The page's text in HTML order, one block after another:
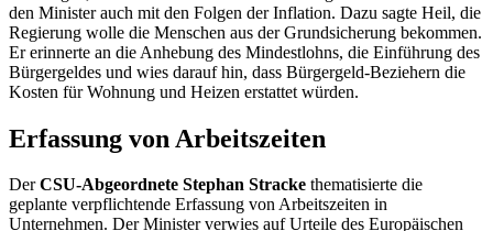
den Minister auch mit den Folgen der Inflation. Dazu sagte Heil, die
Regierung wolle die Menschen aus der Grundsicherung bekommen.
Er erinnerte an die Anhebung des Mindestlohns, die Einführung des
Bürgergeldes und wies darauf hin, dass Bürgergeld-Beziehern die
Kosten für Wohnung und Heizen erstattet würden.
Erfassung von Arbeitszeiten
DerCSU-Abgeordnete Stephan Stracke thematisierte die
geplante verpflichtende Erfassung von Arbeitszeiten in
Unternehmen. Der Minister verwies auf Urteile des Europäischen